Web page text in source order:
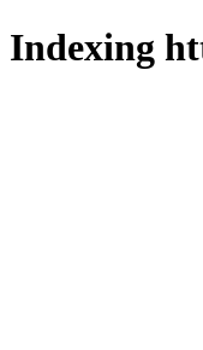
Indexing